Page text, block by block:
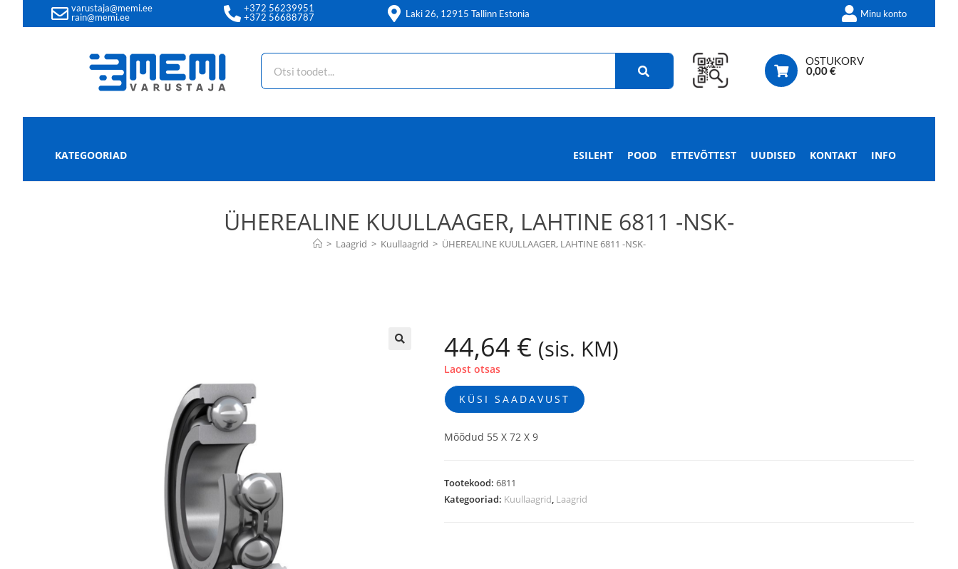
varustaja@memi.ee
rain@memi.ee
+372 56239951
+372 56688787
Laki 26, 12915 Tallinn Estonia Minu konto
OSTUKORV
0,00€
KATEGOORIAD ESILEHT POOD ETTEVÕTTEST UUDISED KONTAKT INFO
ÜHEREALINE KUULLAAGER, LAHTINE 6811 -NSK-
> Laagrid > Kuullaagrid > ÜHEREALINE KUULLAAGER, LAHTINE 6811 -NSK-
44,64 € (sis. KM)
Laost otsas
KÜSI SAADAVUST
Mõõdud 55 X 72 X 9
Tootekood:6811
Kategooriad: Kuullaagrid, Laagrid